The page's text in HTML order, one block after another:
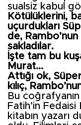
sualsiz kabul
Kötülüklerini,
uçurdukları
de,
sakladılar.
İşte tam bu
Murat...
Attığı ok,
kılıç,
Bu
Fatih’in Fedaisi
kitabın yazarı